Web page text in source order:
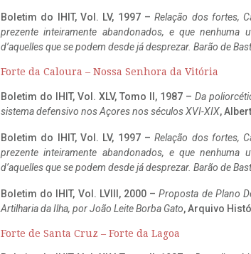
Boletim do IHIT, Vol. LV, 1997 –Relação dos fortes,
prezente inteiramente abandonados, e que
d’aquelles que se podem desde já desprezar. Barão de
Forte da Caloura – Nossa Senhora da Vitória
Boletim do IHIT, Vol. XLV, Tomo II, 1987 – Da
sistema defensivo nos Açores nos séculos XVI-XIX,
Boletim do IHIT, Vol. LV, 1997 –Relação dos fortes,
prezente inteiramente abandonados, e que
d’aquelles que se podem desde já desprezar. Barão de
Boletim do IHIT, Vol. LVIII, 2000 –Proposta de Plano
Artilharia da Ilha, por João Leite Borba Gato, Arquivo
Forte de Santa Cruz – Forte da Lagoa